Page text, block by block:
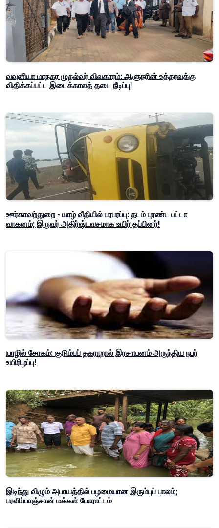
வவுனியா மாநகர முதல்வர் விவகாரம்: ஆளுநரின் உத்தரவுக்கு
விதிக்கப்பட்ட இடைக்காலத் தடை நீடிப்பு!
ஊர்காவற்துறை - யாழ் வீதியில் பரபரப்பு: தடம் புரண்ட பட்டா
வாகனம்; இருவர் அதிர்ஷ்டவசமாக உயிர் தப்பினர்!
யாழில் சோகம்: குடும்பப் தகராறால் இரசாயனம் அருந்திய நபர்
உயிரிழப்பு!
இடிந்து விழும் அபாயத்தில் பழமையான இரும்புப் பாலம்;
பரவிப்பாஞ்சான் மக்கள் போராட்டம்